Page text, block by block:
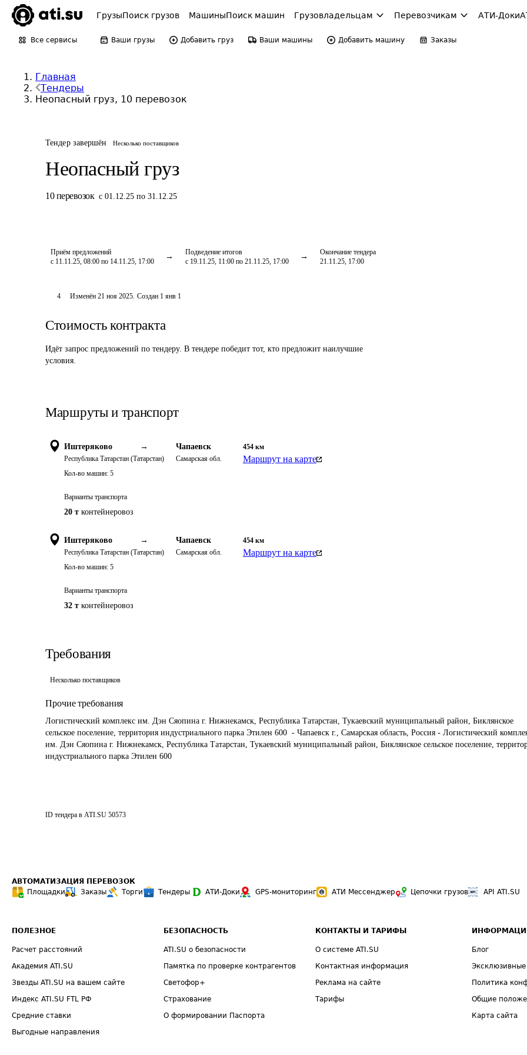
ГрузыПоиск грузов МашиныПоиск машин Грузовладельцам Перевозчикам АТИ-Доки
Все сервисы Ваши грузы Добавить груз Ваши машины Добавить машину Заказы
Главная
Тендеры
Неопасный груз, 10 перевозок
Тендер завершён Несколько поставщиков
Неопасный груз
10 перевозок с 01.12.25 по 31.12.25
Приём предложений
с 11.11.25, 08:00 по 14.11.25, 17:00
Подведение итогов
с 19.11.25, 11:00 по 21.11.25, 17:00
Окончание тендера
21.11.25, 17:00
4 Изменён 21 ноя 2025. Создан 1 янв 1
Стоимость контракта
Идёт запрос предложений по тендеру. В тендере победит тот, кто предложит наилучшие
условия.
Маршруты и транспорт
Иштеряково →
Республика Татарстан (Татарстан)
Чапаевск
Самарская обл.
454 км
Маршрут на карте
Кол-во машин: 5
Варианты транспорта
20 т контейнеровоз
Иштеряково →
Республика Татарстан (Татарстан)
Чапаевск
Самарская обл.
454 км
Маршрут на карте
Кол-во машин: 5
Варианты транспорта
32 т контейнеровоз
Требования
Несколько поставщиков
Прочие требования
Логистический комплекс им. Дэн Сяопина г. Нижнекамск, Республика Татарстан, Тукаевский муниципальный район, Биклянское
сельское поселение, территория индустриального парка Этилен 600  - Чапаевск г., Самарская область, Россия - Логистический
им. Дэн Сяопина г. Нижнекамск, Республика Татарстан, Тукаевский муниципальный район, Биклянское сельское поселение,
индустриального парка Этилен 600
ID тендера в ATI.SU 50573
АВТОМАТИЗАЦИЯ ПЕРЕВОЗОК
Площадки
Заказы Торги Тендеры АТИ-Доки GPS-мониторинг АТИ Мессенджер Цепочки грузов API ATI.SU
ПОЛЕЗНОЕ
Расчет расстояний
Академия ATI.SU
Звезды ATI.SU на вашем сайте
Индекс ATI.SU FTL РФ
Средние ставки
Выгодные направления
БЕЗОПАСНОСТЬ
ATI.SU о безопасности
Памятка по проверке контрагентов
Светофор+
Страхование
О формировании Паспорта
КОНТАКТЫ И ТАРИФЫ
О системе ATI.SU
Контактная информация
Реклама на сайте
Тарифы
Блог
Политика
Общие
Карта сайта